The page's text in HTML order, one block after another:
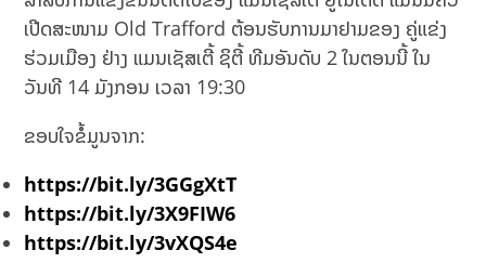
ເປີດສະໜາມ Old Trafford ຕ້ອນຮັບການມາຢາມຂອງ ຄູ່ແຂ່ງ
ຮ່ວມເມືອງ ຢ່າງ ແມນເຊັສເຕີ້ ຊິຕີ້ ທີມອັນດັບ 2 ໃນຕອນນີ້ ໃນ
ວັນທີ 14 ມັງກອນ ເວລາ 19:30
ຂອບໃຈຂໍ້ມູນຈາກ:
https://bit.ly/3GGgXtT
https://bit.ly/3X9FIW6
https://bit.ly/3vXQS4e